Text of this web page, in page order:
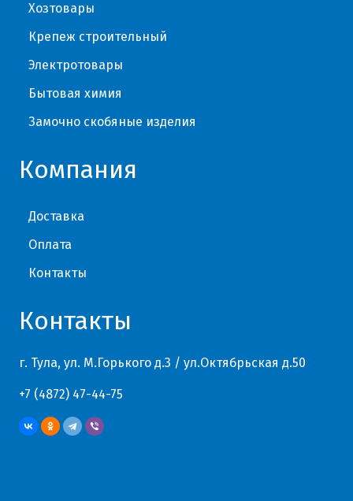
Хозтовары
Крепеж строительный
Электротовары
Бытовая химия
Замочно скобяные изделия
Компания
Доставка
Оплата
Контакты
Контакты
г. Тула, ул. М.Горького д.3 / ул.Октябрьская д.50
+7 (4872) 47-44-75